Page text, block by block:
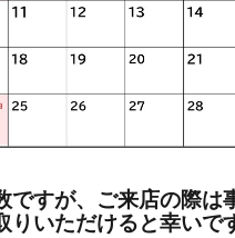
ですが、ご来店の際は
りいただけると幸いで